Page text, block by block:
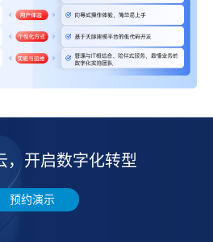
，开启数字化转型
预约演示